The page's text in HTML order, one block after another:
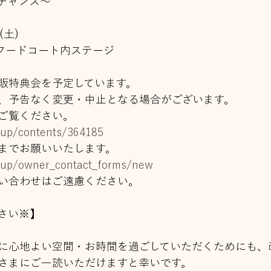
土)
ードコート内ステージ
典会を予定しています。
告なく変更・中止となる場合がございます。
覧ください。
contents/364185
でお願いいたします。
owner_contact_forms/new
合わせはご遠慮ください。
い※】
心地よい空間・お時間を過ごしていただくためにも、
まにご一読いただけますと幸いです。